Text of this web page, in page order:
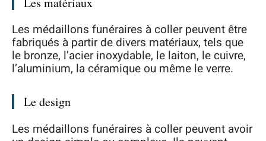
Les médaillons funéraires à coller peuvent être
fabriqués à partir de divers matériaux, tels que
le bronze, l’acier inoxydable, le laiton, le cuivre,
l’aluminium, la céramique ou même le verre.
Le design
Les médaillons funéraires à coller peuvent avoir